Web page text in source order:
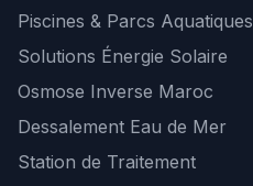
Piscines & Parcs Aquatiques
Solutions Énergie Solaire
Osmose Inverse Maroc
Dessalement Eau de Mer
Station de Traitement